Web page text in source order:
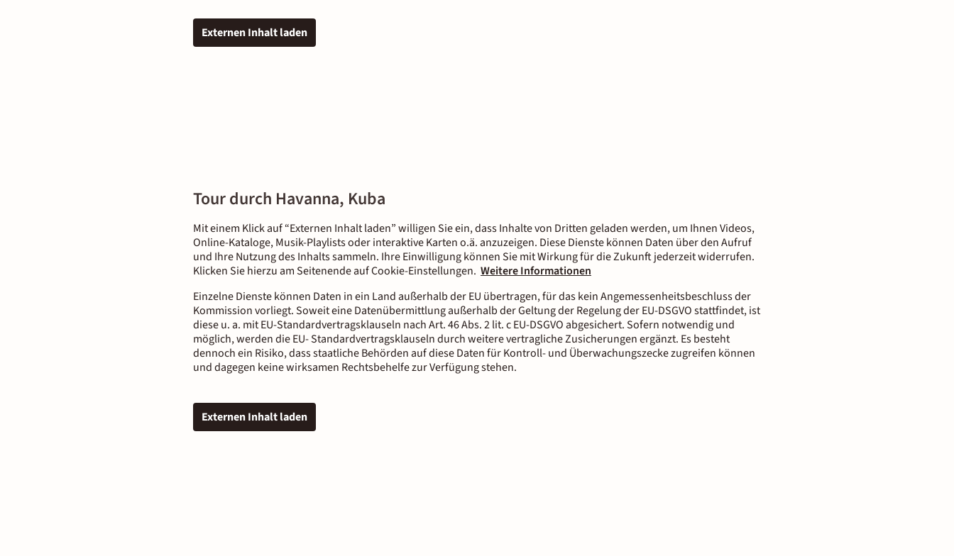
Externen Inhalt laden
Tour durch Havanna, Kuba
Mit einem Klick auf “Externen Inhalt laden” willigen Sie ein, dass Inhalte von Dritten geladen werden, um Ihnen Videos,
Online-Kataloge, Musik-Playlists oder interaktive Karten o.ä. anzuzeigen. Diese Dienste können Daten über den Aufruf
und Ihre Nutzung des Inhalts sammeln. Ihre Einwilligung können Sie mit Wirkung für die Zukunft jederzeit widerrufen.
Klicken Sie hierzu am Seitenende auf Cookie-Einstellungen. Weitere Informationen
Einzelne Dienste können Daten in ein Land außerhalb der EU übertragen, für das kein Angemessenheitsbeschluss der
Kommission vorliegt. Soweit eine Datenübermittlung außerhalb der Geltung der Regelung der EU-DSGVO stattfindet, ist
diese u. a. mit EU-Standardvertragsklauseln nach Art. 46 Abs. 2 lit. c EU-DSGVO abgesichert. Sofern notwendig und
möglich, werden die EU- Standardvertragsklauseln durch weitere vertragliche Zusicherungen ergänzt. Es besteht
dennoch ein Risiko, dass staatliche Behörden auf diese Daten für Kontroll- und Überwachungszecke zugreifen können
und dagegen keine wirksamen Rechtsbehelfe zur Verfügung stehen.
Externen Inhalt laden